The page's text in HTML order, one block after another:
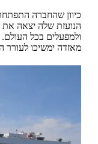
הנועזת שלה יצאה את
ולמפעלים בכל העולם.
מאזדה ימשיכו לעורר